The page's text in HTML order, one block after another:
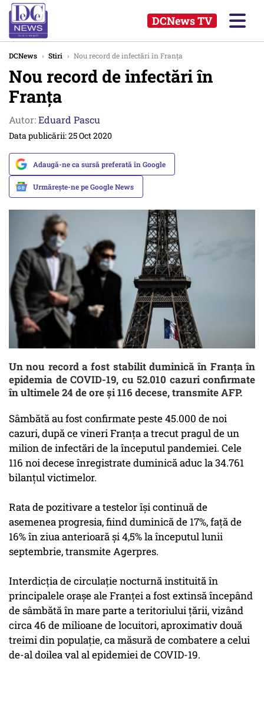
DCNews TV
DCNews › Stiri › Nou record de infectări în Franța
Nou record de infectări în
Franța
Autor:Eduard Pascu
Data publicării: 25 Oct 2020
Adaugă-ne ca sursă preferată în Google
Urmărește-ne pe Google News
Un nou record a fost stabilit duminică în Franţa în
epidemia de COVID-19, cu 52.010 cazuri confirmate
în ultimele 24 de ore şi 116 decese, transmite AFP.
Sâmbătă au fost confirmate peste 45.000 de noi
cazuri, după ce vineri Franţa a trecut pragul de un
milion de infectări de la începutul pandemiei. Cele
116 noi decese înregistrate duminică aduc la 34.761
bilanţul victimelor.
Rata de pozitivare a testelor îşi continuă de
asemenea progresia, fiind duminică de 17%, faţă de
16% în ziua anterioară şi 4,5% la începutul lunii
septembrie, transmite Agerpres.
Interdicţia de circulaţie nocturnă instituită în
principalele oraşe ale Franţei a fost extinsă începând
de sâmbătă în mare parte a teritoriului ţării, vizând
circa 46 de milioane de locuitori, aproximativ două
treimi din populaţie, ca măsură de combatere a celui
de-al doilea val al epidemiei de COVID-19.